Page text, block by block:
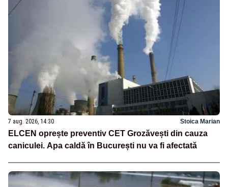
7 aug. 2026, 14:30 Stoica Marian
ELCEN oprește preventiv CET Grozăvești din cauza
caniculei. Apa caldă în București nu va fi afectată